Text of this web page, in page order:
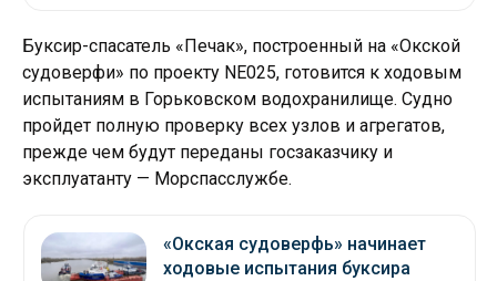
Буксир-спасатель «Печак», построенный на «Окской
судоверфи» по проекту NE025, готовится к ходовым
испытаниям в Горьковском водохранилище. Судно
пройдет полную проверку всех узлов и агрегатов,
прежде чем будут переданы госзаказчику и
эксплуатанту — Морспасслужбе.
«Окская судоверфь» начинает
ходовые испытания буксира